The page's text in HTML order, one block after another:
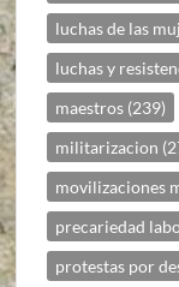
luchas de las
luchas y
maestros (239)
militarizacion
movilizaciones
precariedad
protestas por